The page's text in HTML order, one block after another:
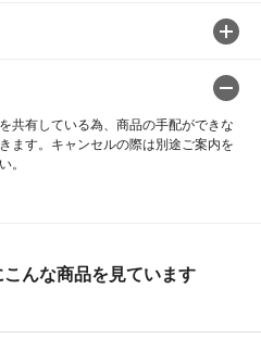
共有している為、商品の手配ができな
ます。キャンセルの際は別途ご案内を
。
んな商品を見ています